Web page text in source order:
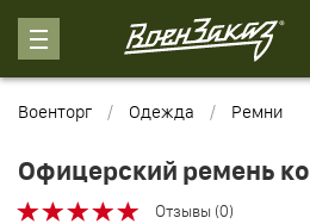
Военторг Одежда Ремни
Офицерский ремень
Отзывы (0)